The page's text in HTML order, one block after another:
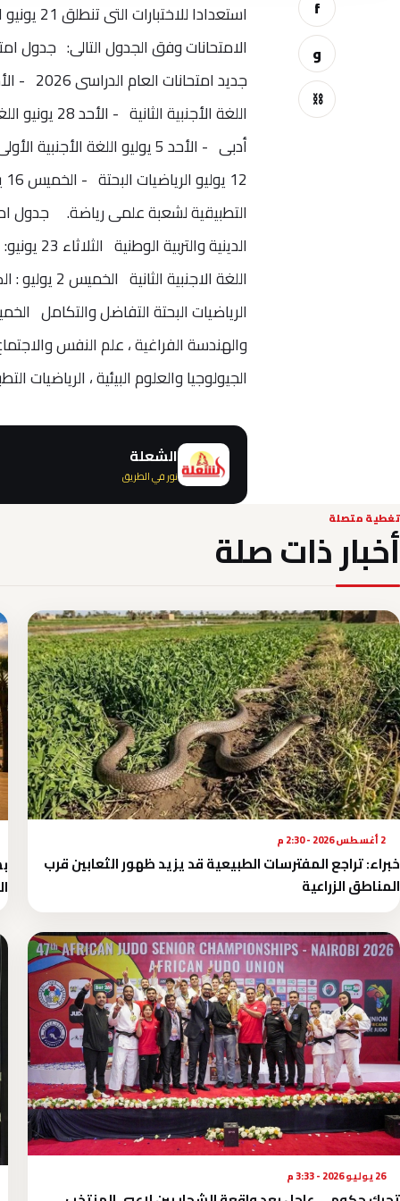
f
و
⛓
الامتحانات وفق الجدول التالى: جدول
الجيولوجيا والعلوم البيئية ، الرياضيات
الشعلة
نور في الطريق
تغطية متصلة
أخبار ذات صلة
2 أغسطس 2026 - 2:30 م
خبراء: تراجع المفترسات الطبيعية قد يزيد ظهور الثعابين قرب
المناطق الزراعية
26 يوليو 2026 - 3:33 م